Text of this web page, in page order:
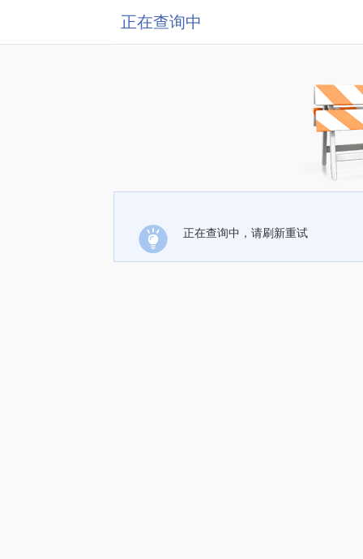
正在查询中
正在查询中，请刷新重试